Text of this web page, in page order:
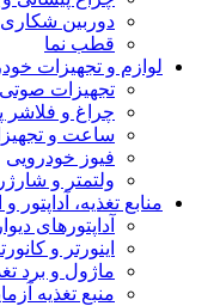
دوربین شکاری
قطب نما
لوازم و تجهیزات
تجهیزات
چراغ و فلاشر
ساعت و
فیوز خودرویی
ولتمتر و
منابع تغذیه، آداپتور و
آداپتورهای
اینورتر و
ماژول و برد
منبع تغذیه